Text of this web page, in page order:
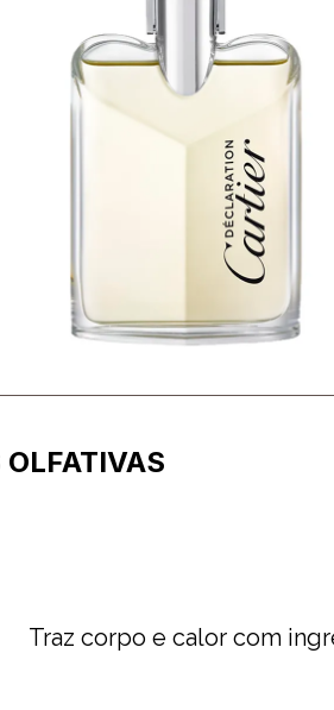
Traz corpo e calor com